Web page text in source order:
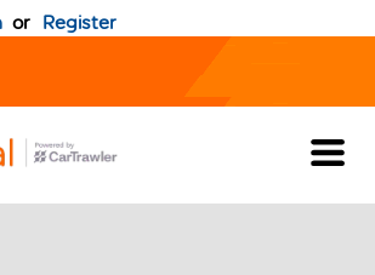
or Register